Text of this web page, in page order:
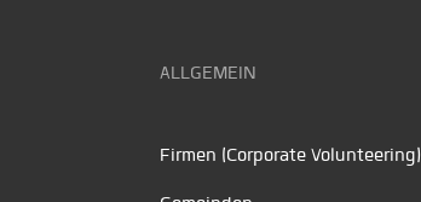
ALLGEMEIN
Firmen (Corporate Volunteering)